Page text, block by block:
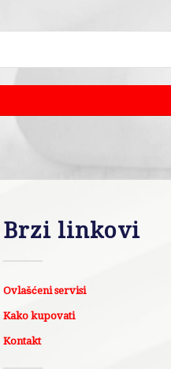
Brzi linkovi
Ovlašćeni servisi
Kako kupovati
Kontakt